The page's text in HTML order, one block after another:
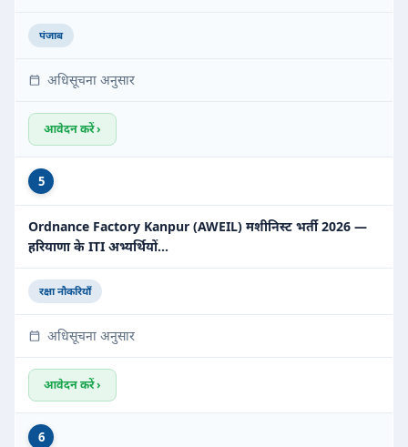
पंजाब
अधिसूचना अनुसार
आवेदन करें ›
5
Ordnance Factory Kanpur (AWEIL) मशीनिस्ट भर्ती 2026 —
हरियाणा के ITI अभ्यर्थियों…
रक्षा नौकरियाँ
अधिसूचना अनुसार
आवेदन करें ›
6